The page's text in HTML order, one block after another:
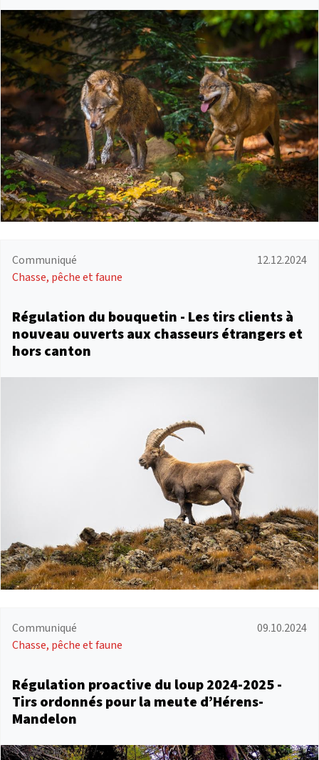
Communiqué
12.12.2024
Chasse, pêche et faune
Régulation du bouquetin - Les tirs clients à
nouveau ouverts aux chasseurs étrangers et
hors canton
Communiqué
09.10.2024
Chasse, pêche et faune
Régulation proactive du loup 2024-2025 -
Tirs ordonnés pour la meute d’Hérens-
Mandelon